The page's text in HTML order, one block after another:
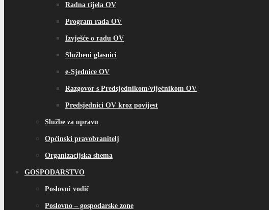
Radna tijela OV
Program rada OV
Izvješće o radu OV
Službeni glasnici
e-Sjednice OV
Razgovor s Predsjednikom/vijećnikom OV
Predsjednici OV kroz povijest
Službe za upravu
Općinski pravobranitelj
Organizacijska shema
GOSPODARSTVO
Poslovni vodič
Poslovno – gospodarske zone